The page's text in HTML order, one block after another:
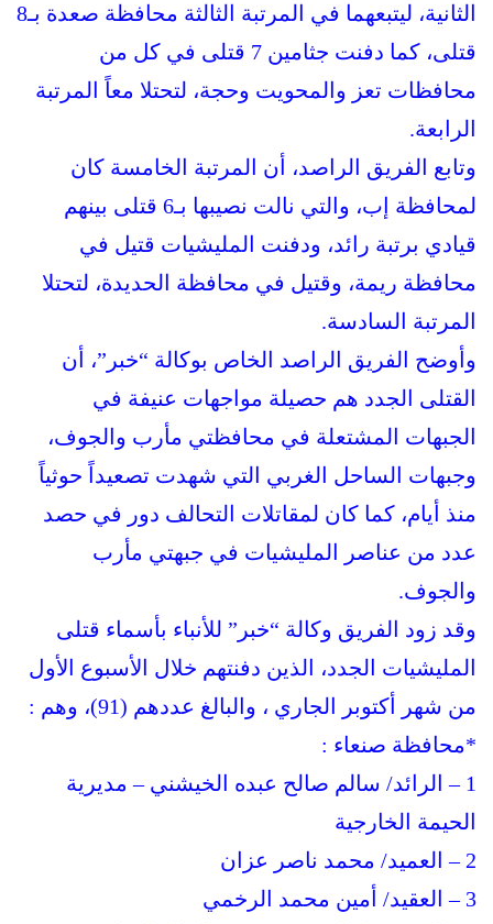
الثانية، ليتبعهما في المرتبة الثالثة محافظة صعدة بـ8
قتلى، كما دفنت جثامين 7 قتلى في كل من
محافظات تعز والمحويت وحجة، لتحتلا معاً المرتبة
الرابعة.
وتابع الفريق الراصد، أن المرتبة الخامسة كان
لمحافظة إب، والتي نالت نصيبها بـ6 قتلى بينهم
قيادي برتبة رائد، ودفنت المليشيات قتيل في
محافظة ريمة، وقتيل في محافظة الحديدة، لتحتلا
المرتبة السادسة.
وأوضح الفريق الراصد الخاص بوكالة “خبر”، أن
القتلى الجدد هم حصيلة مواجهات عنيفة في
الجبهات المشتعلة في محافظتي مأرب والجوف،
وجبهات الساحل الغربي التي شهدت تصعيداً حوثياً
منذ أيام، كما كان لمقاتلات التحالف دور في حصد
عدد من عناصر المليشيات في جبهتي مأرب
والجوف.
وقد زود الفريق وكالة “خبر” للأنباء بأسماء قتلى
المليشيات الجدد، الذين دفنتهم خلال الأسبوع الأول
من شهر أكتوبر الجاري ، والبالغ عددهم (91)، وهم :
*محافظة صنعاء :
1 – الرائد/ سالم صالح عبده الخيشني – مديرية
الحيمة الخارجية
2 – العميد/ محمد ناصر عزان
3 – العقيد/ أمين محمد الرخمي